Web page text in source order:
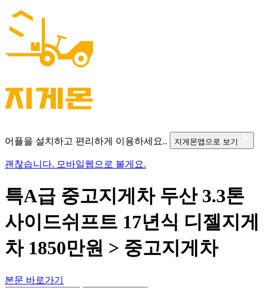
어플을 설치하고 편리하게 이용하세요.. 지게몬앱으로 보기
괜찮습니다. 모바일웹으로 볼게요.
특A급 중고지게차 두산 3.3톤
사이드쉬프트 17년식 디젤지게
차 1850만원 > 중고지게차
본문 바로가기